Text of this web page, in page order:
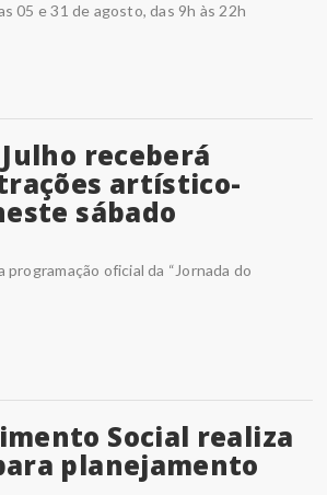
05 e 31 de agosto, das 9h às 22h
receberá
artístico-
sábado
oficial da “Jornada do
Social realiza
planejamento